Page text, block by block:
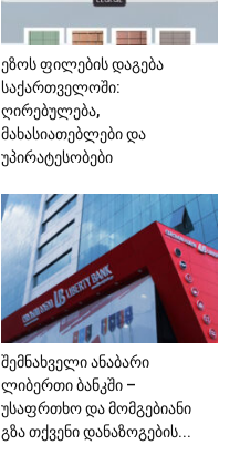
ეზოს ფილების დაგება
საქართველოში:
ღირებულება,
მახასიათებლები და
უპირატესობები
შემნახველი ანაბარი
ლიბერთი ბანკში –
უსაფრთხო და მომგებიანი
გზა თქვენი დანაზოგების...